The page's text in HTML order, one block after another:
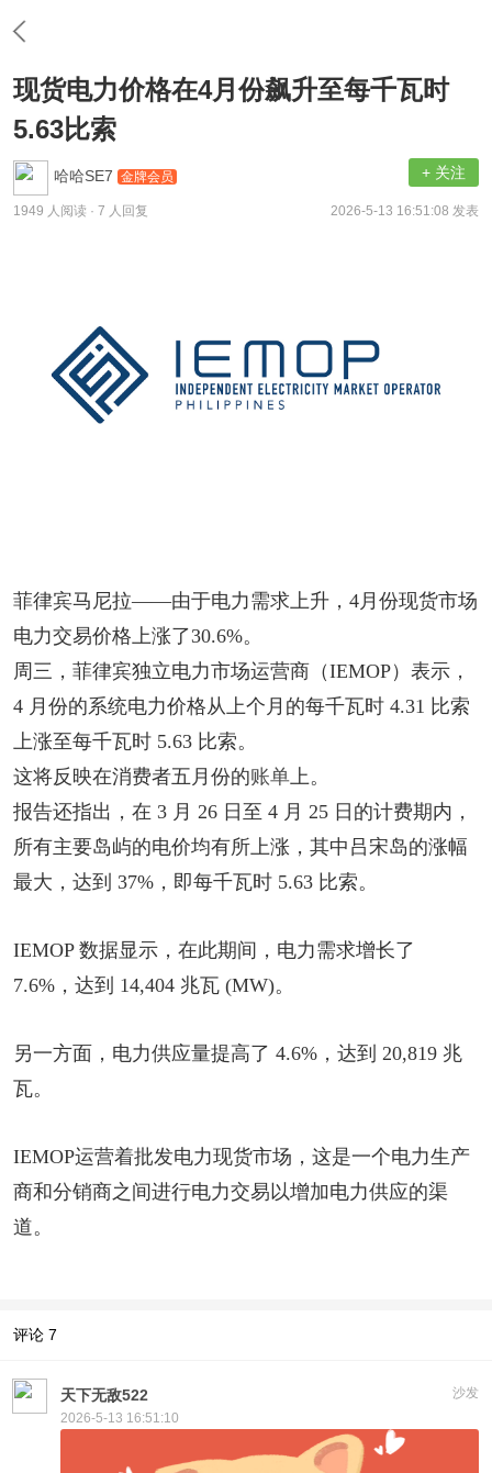
现货电力价格在4月份飙升至每千瓦时
5.63比索
哈哈SE7 金牌会员 + 关注
1949 人阅读 · 7 人回复 2026-5-13 16:51:08 发表
菲律宾马尼拉——由于电力需求上升，4月份现货市场
电力交易价格上涨了30.6%。
周三，菲律宾独立电力市场运营商（IEMOP）表示，
4 月份的系统电力价格从上个月的每千瓦时 4.31 比索
上涨至每千瓦时 5.63 比索。
这将反映在消费者五月份的账单 上。
报告还指出，在 3 月 26 日至 4 月 25 日的计费期内，
所有主要岛屿的电价均有所上涨，其中吕宋岛的涨幅
最大，达到 37%，即每千瓦时 5.63 比索。
IEMOP 数据显示，在此期间，电力需求增长了
7.6%，达到 14,404 兆瓦 (MW)。
另一方面，电力供应量提高了 4.6%，达到 20,819 兆
瓦。
IEMOP运营着批发电力现货市场，这是一个电力生产
商和分销商之间进行电力交易以增加电力供应的渠
道。
评论 7
沙发
天下无敌522
2026-5-13 16:51:10